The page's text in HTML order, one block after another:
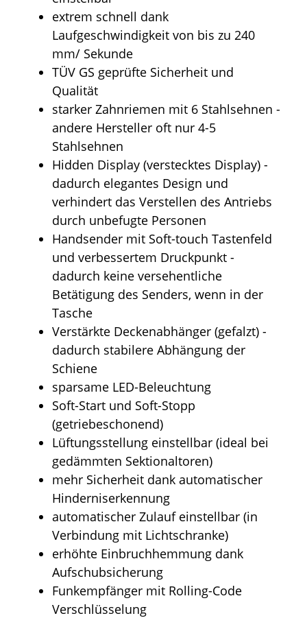
extrem schnell dank
Laufgeschwindigkeit von bis zu 240
mm/ Sekunde
TÜV GS geprüfte Sicherheit und
Qualität
starker Zahnriemen mit 6 Stahlsehnen -
andere Hersteller oft nur 4-5
Stahlsehnen
Hidden Display (verstecktes Display) -
dadurch elegantes Design und
verhindert das Verstellen des Antriebs
durch unbefugte Personen
Handsender mit Soft-touch Tastenfeld
und verbessertem Druckpunkt -
dadurch keine versehentliche
Betätigung des Senders, wenn in der
Tasche
Verstärkte Deckenabhänger (gefalzt) -
dadurch stabilere Abhängung der
Schiene
sparsame LED-Beleuchtung
Soft-Start und Soft-Stopp
(getriebeschonend)
Lüftungsstellung einstellbar (ideal bei
gedämmten Sektionaltoren)
mehr Sicherheit dank automatischer
Hinderniserkennung
automatischer Zulauf einstellbar (in
Verbindung mit Lichtschranke)
erhöhte Einbruchhemmung dank
Aufschubsicherung
Funkempfänger mit Rolling-Code
Verschlüsselung